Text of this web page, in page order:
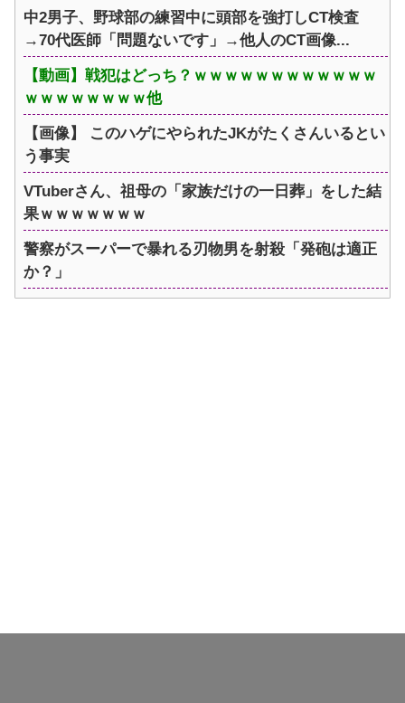
中2男子、野球部の練習中に頭部を強打しCT検査
→70代医師「問題ないです」→他人のCT画像...
【動画】戦犯はどっち？ｗｗｗｗｗｗｗｗｗｗｗｗ
ｗｗｗｗｗｗｗｗ他
【画像】 このハゲにやられたJKがたくさんいるとい
う事実
VTuberさん、祖母の「家族だけの一日葬」をした結
果ｗｗｗｗｗｗｗ
警察がスーパーで暴れる刃物男を射殺「発砲は適正
か？」